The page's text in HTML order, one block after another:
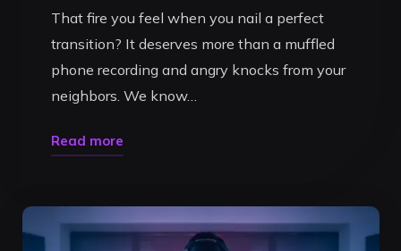
That fire you feel when you nail a perfect
transition? It deserves more than a muffled
phone recording and angry knocks from your
neighbors. We know…
Read more"Professional